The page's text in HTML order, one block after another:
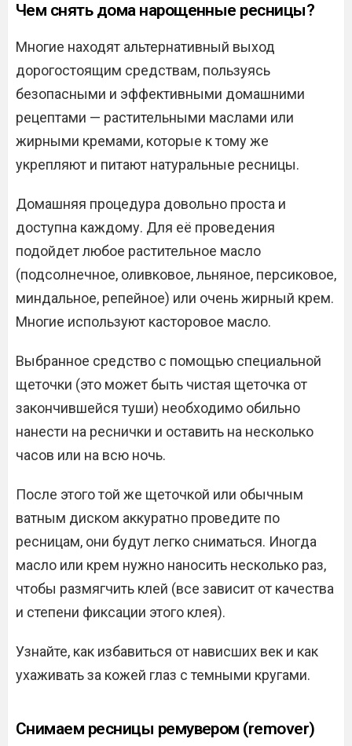
Чем снять дома нарощенные ресницы?
Многие находят альтернативный выход
дорогостоящим средствам, пользуясь
безопасными и эффективными домашними
рецептами — растительными маслами или
жирными кремами, которые к тому же
укрепляют и питают натуральные ресницы.
Домашняя процедура довольно проста и
доступна каждому. Для её проведения
подойдет любое растительное масло
(подсолнечное, оливковое, льняное, персиковое,
миндальное, репейное) или очень жирный крем.
Многие используют касторовое масло.
Выбранное средство с помощью специальной
щеточки (это может быть чистая щеточка от
закончившейся туши) необходимо обильно
нанести на реснички и оставить на несколько
часов или на всю ночь.
После этого той же щеточкой или обычным
ватным диском аккуратно проведите по
ресницам, они будут легко сниматься. Иногда
масло или крем нужно наносить несколько раз,
чтобы размягчить клей (все зависит от качества
и степени фиксации этого клея).
Узнайте, как избавиться от нависших век и как
ухаживать за кожей глаз с темными кругами.
Снимаем ресницы ремувером (remover)